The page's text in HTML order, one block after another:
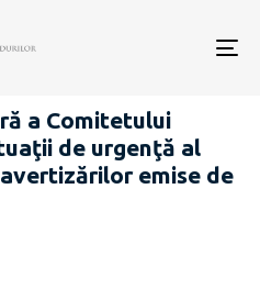
a Comitetului
de urgenţă al
emise de